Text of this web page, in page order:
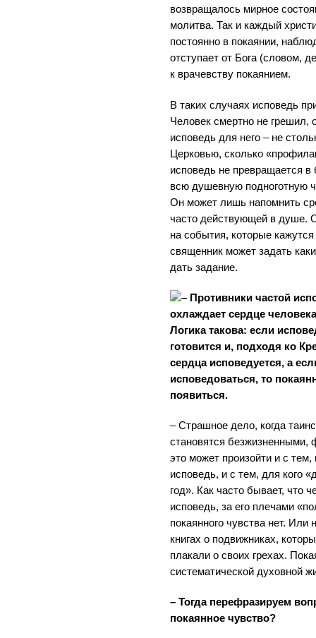
возвращалось мирное
молитва. Так и каждый
постоянно в покаянии,
отступает от Бога (словом,
к врачевству покаянием.
В таких случаях исповедь
Человек смертно не грешил,
исповедь для него – не
Церковью, сколько
исповедь не превращается
всю душевную подноготную
Он может лишь напомнить
часто действующей в душе.
на события, которые
священник может задать
дать задание.
– Противники частой
охлаждает сердце
Логика такова: если
готовится и, подходя ко
сердца исповедуется, а
исповедоваться, то
появиться.
– Страшное дело, когда
становятся
это может произойти и с
исповедь, и с тем, для кого
год». Как часто бывает, что
исповедь, за его плечами
покаянного чувства нет.
книгах о подвижниках,
плакали о своих грехах.
систематической духовной
– Тогда перефразируем
покаянное чувство?